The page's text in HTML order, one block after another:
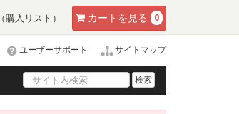
カート を見る 0
入リスト）
ユーザーサポート サイトマップ
検索